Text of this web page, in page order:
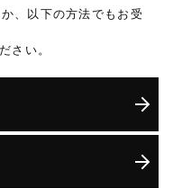
、以下の方法でもお受
さい。